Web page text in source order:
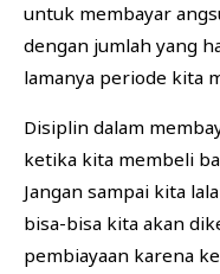
untuk membayar
dengan jumlah yang
lamanya periode kita
Disiplin dalam
ketika kita membeli
Jangan sampai kita
bisa-bisa kita akan
pembiayaan karena